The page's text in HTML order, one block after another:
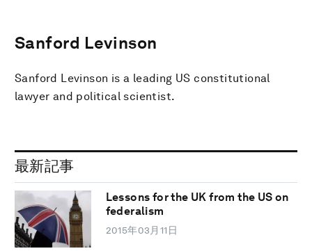
Sanford Levinson
Sanford Levinson is a leading US constitutional
lawyer and political scientist.
最新記事
Lessons for the UK from the US on
federalism
2015年03月11日